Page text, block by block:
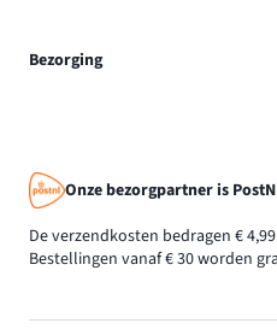
Bezorging
Onze bezorgpartner is
De verzendkosten bedragen €
Bestellingen vanaf € 30 worden